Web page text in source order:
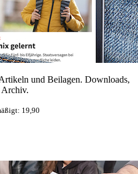
und Beilagen. Downloads,
Archiv.
19,90